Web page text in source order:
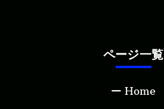
ページ一覧
Home